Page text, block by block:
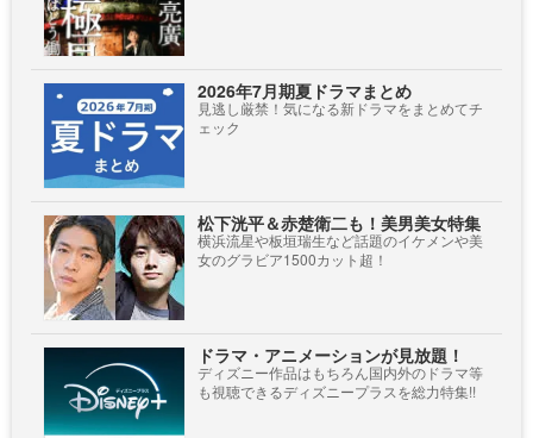
2026年7月期夏ドラマまとめ
見逃し厳禁！気になる新ドラマをまとめてチ
ェック
松下洸平＆赤楚衛二も！美男美女特集
横浜流星や板垣瑞生など話題のイケメンや美
女のグラビア1500カット超！
ドラマ・アニメーションが見放題！
ディズニー作品はもちろん国内外のドラマ等
も視聴できるディズニープラスを総力特集!!